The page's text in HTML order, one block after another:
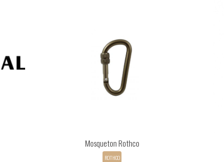
Mosqueton Rothco
ROTHCO